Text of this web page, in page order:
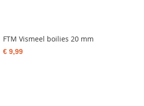
FTM Vismeel boilies 20 mm
€ 9,99